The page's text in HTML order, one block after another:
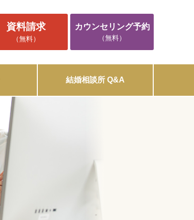
資料請求
（無料）
カウンセリング予約
（無料）
結婚相談所 Q&A